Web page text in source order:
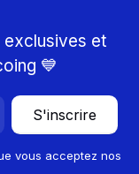
et
💙
S'inscrire
vous acceptez nos